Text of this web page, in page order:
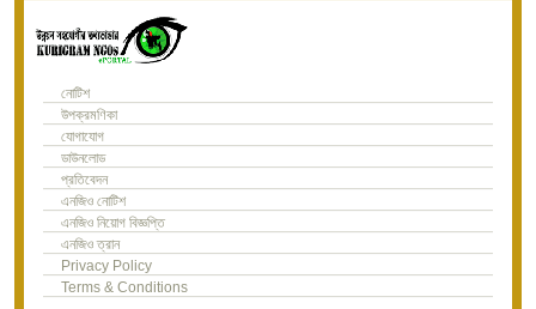
নোটিশ
উপক্রমণিকা
যোগাযোগ
ডাউনলোড
প্রতিবেদন
এনজিও নোটিশ
এনজিও নিয়োগ বিজ্ঞপ্তি
এনজিও ত্রান
Privacy Policy
Terms & Conditions